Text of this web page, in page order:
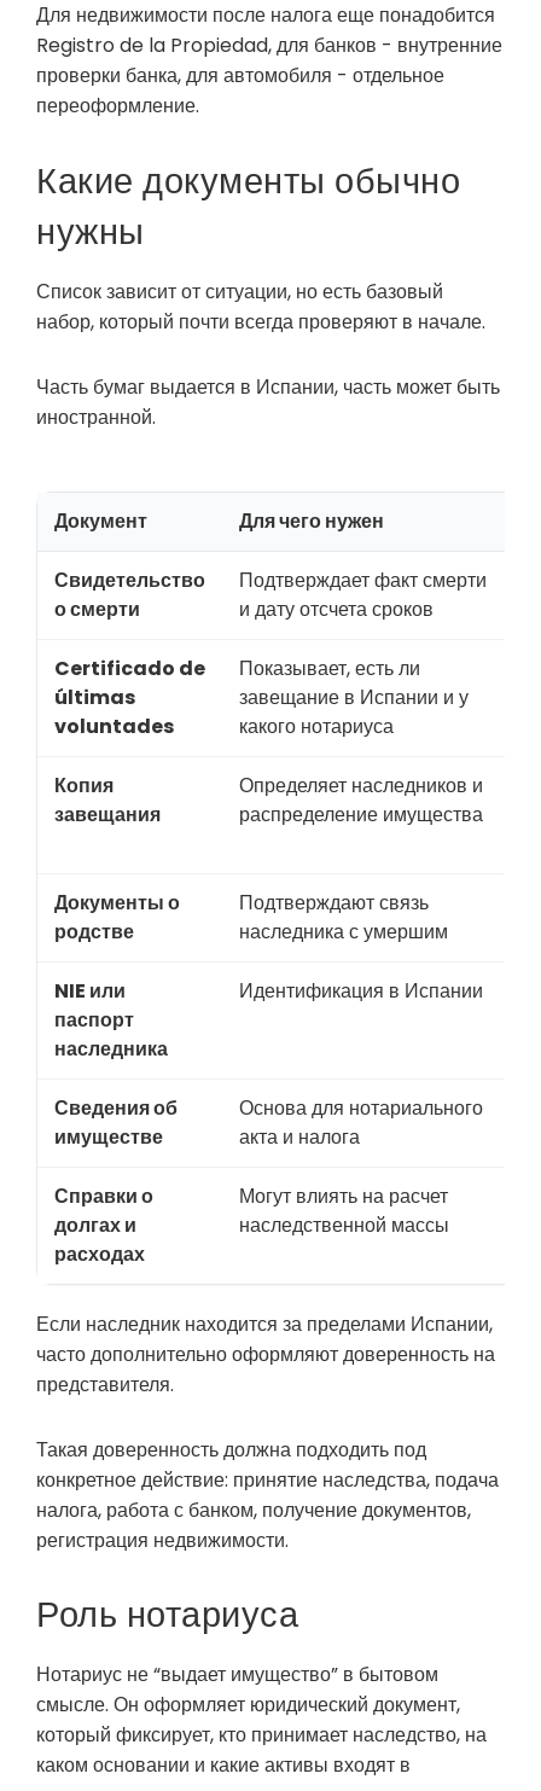
Для недвижимости после налога еще понадобится
Registro de la Propiedad, для банков - внутренние
проверки банка, для автомобиля - отдельное
переоформление.
Какие документы обычно
нужны
Список зависит от ситуации, но есть базовый
набор, который почти всегда проверяют в начале.
Часть бумаг выдается в Испании, часть может быть
иностранной.
Документ Для чего нужен
Свидетельство
о смерти
Подтверждает факт смерти
и дату отсчета сроков
Certificado de
últimas
voluntades
Показывает, есть ли
завещание в Испании и у
какого нотариуса
Копия
завещания
Определяет наследников и
распределение имущества
Документы о
родстве
Подтверждают связь
наследника с умершим
NIE или
паспорт
наследника
Идентификация в Испании
Сведения об
имуществе
Основа для нотариального
акта и налога
Справки о
долгах и
расходах
Могут влиять на расчет
наследственной массы
Если наследник находится за пределами Испании,
часто дополнительно оформляют доверенность на
представителя.
Такая доверенность должна подходить под
конкретное действие: принятие наследства, подача
налога, работа с банком, получение документов,
регистрация недвижимости.
Роль нотариуса
Нотариус не “выдает имущество” в бытовом
смысле. Он оформляет юридический документ,
который фиксирует, кто принимает наследство, на
каком основании и какие активы входят в